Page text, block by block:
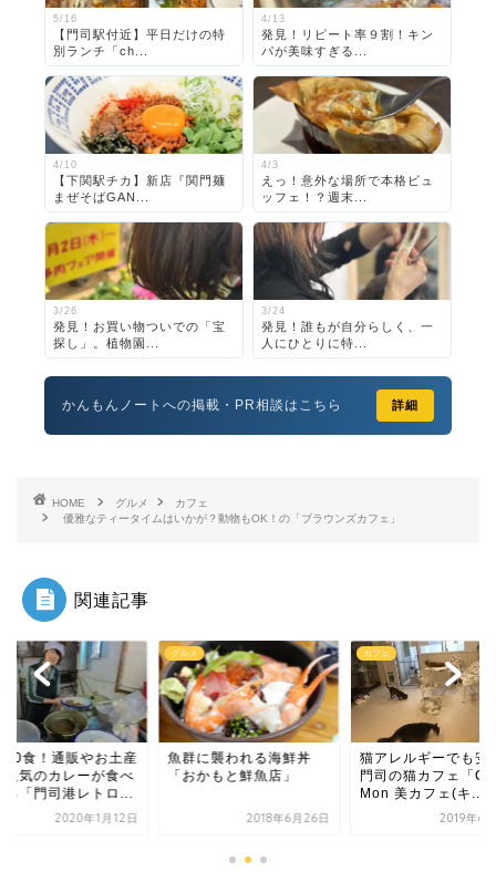
5/16
【門司駅付近】平日だけの特
別ランチ「ch...
4/13
発見！リピート率９割！キン
パが美味すぎる...
4/10
【下関駅チカ】新店『関門麺
まぜそばGAN...
4/3
えっ！意外な場所で本格ビュ
ッフェ！？週末...
3/26
発見！お買い物ついでの「宝
探し」。植物園...
3/24
発見！誰もが自分らしく、一
人にひとりに特...
かんもんノートへの掲載・PR相談はこちら 詳細
HOME グルメ
カフェ
優雅なティータイムはいかが？動物もOK！の「ブラウンズカフェ」
関連記事
に襲われる海鮮丼
かもと鮮魚店」
2018年6月26日
カフェ
猫アレルギーでも安心な
門司の猫カフェ「Cat
2019年6月21日
グルメ
限定10食！通販やお
で大人気のカレーが
られる「門司港レト
2020年1